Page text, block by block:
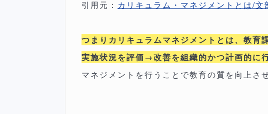
引用元： カリキュラム・マネジメントとは/文
つまりカリキュラムマネジメントとは、教
実施状況を評価→改善を組織的かつ計画的に
マネジメントを行うことで教育の質を向上さ